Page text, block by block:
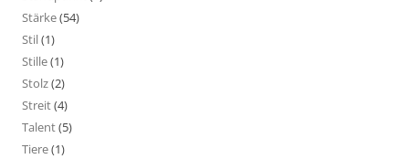
Stärke(54)
Stil(1)
Stille(1)
Stolz(2)
Streit(4)
Talent(5)
Tiere(1)